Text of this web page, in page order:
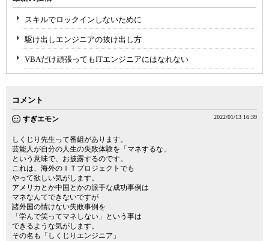
スキルでロックインしないために
駆け出しエンジニアの抜け出し方
VBAだけ頑張ってもITエンジニアにはなれない
コメント
すぎエモン 2022/01/13 16:39
しくじり先生って番組があります。
芸能人が自分の人生の失敗体験を「マネするな」
という意味で、お披露するのです。
これは、海外のＩＴプロジェクトでも
やって欲しい気がします。
アメリカとか中国とかの派手な成功事例は
マネなんてできないですが
諸外国の情けない失敗事例を
「学んで笑ってマネしない」という事は
できるような気がします。
その名も「しくじりエンジニア」